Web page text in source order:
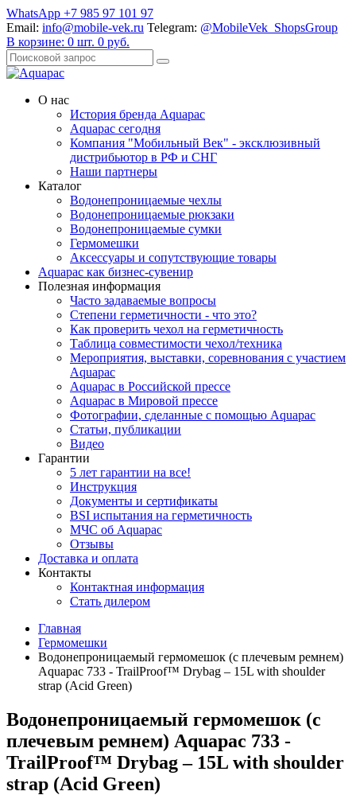
WhatsApp +7 985 97 101 97
Email: info@mobile-vek.ru Telegram: @MobileVek_ShopsGroup
В корзине: 0 шт. 0 руб.
О нас
История бренда Aquapac
Aquapac cегодня
Компания "Мобильный Век" - эксклюзивный
дистрибьютор в РФ и СНГ
Наши партнеры
Каталог
Водонепроницаемые чехлы
Водонепроницаемые рюкзаки
Водонепроницаемые сумки
Гермомешки
Аксессуары и сопутствующие товары
Aquapac как бизнес-сувенир
Полезная информация
Часто задаваемые вопросы
Степени герметичности - что это?
Как проверить чехол на герметичность
Таблица совместимости чехол/техника
Мероприятия, выставки, соревнования с участием
Aquapac
Aquapac в Российской прессе
Aquapac в Мировой прессе
Фотографии, сделанные с помощью Aquapac
Статьи, публикации
Видео
Гарантии
5 лет гарантии на все!
Инструкция
Документы и сертификаты
BSI испытания на герметичность
МЧС об Aquapac
Отзывы
Доставка и оплата
Контакты
Контактная информация
Стать дилером
Главная
Гермомешки
Водонепроницаемый гермомешок (с плечевым ремнем)
Aquapac 733 - TrailProof™ Drybag – 15L with shoulder
strap (Acid Green)
Водонепроницаемый гермомешок (с
плечевым ремнем) Aquapac 733 -
TrailProof™ Drybag – 15L with shoulder
strap (Acid Green)